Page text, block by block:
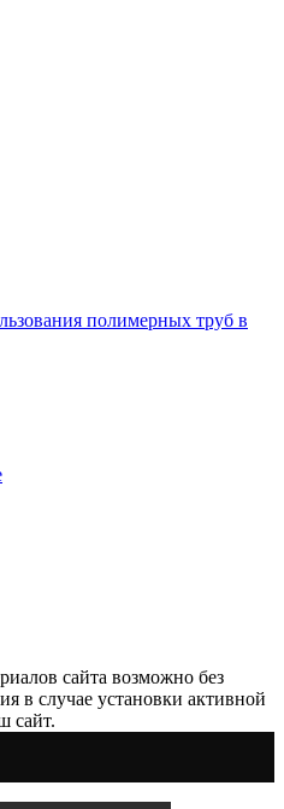
полимерных труб в
сайта возможно без
в случае установки активной
сайт.